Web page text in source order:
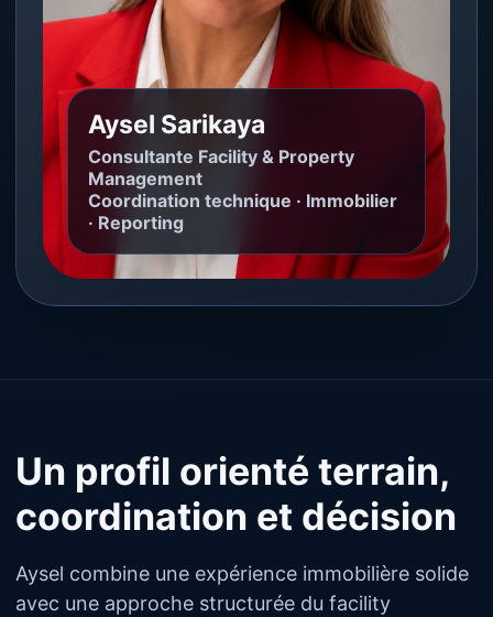
Aysel Sarikaya
Consultante Facility & Property
Management
Coordination technique · Immobilier
· Reporting
Un profil orienté terrain,
coordination et décision
Aysel combine une expérience immobilière solide
avec une approche structurée du facility